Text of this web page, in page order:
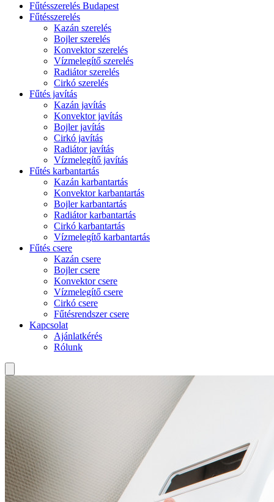
Fűtésszerelés Budapest
Fűtésszerelés
Kazán szerelés
Bojler szerelés
Konvektor szerelés
Vízmelegítő szerelés
Radiátor szerelés
Cirkó szerelés
Fűtés javítás
Kazán javítás
Konvektor javítás
Bojler javítás
Cirkó javítás
Radiátor javítás
Vízmelegítő javítás
Fűtés karbantartás
Kazán karbantartás
Konvektor karbantartás
Bojler karbantartás
Radiátor karbantartás
Cirkó karbantartás
Vízmelegítő karbantartás
Fűtés csere
Kazán csere
Bojler csere
Konvektor csere
Vízmelegítő csere
Cirkó csere
Fűtésrendszer csere
Kapcsolat
Ajánlatkérés
Rólunk